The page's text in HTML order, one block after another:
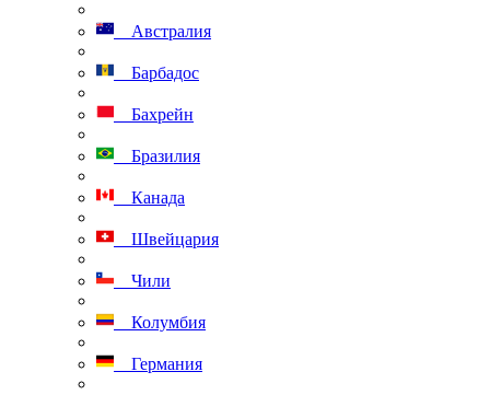
Австралия
Барбадос
Бахрейн
Бразилия
Канада
Швейцария
Чили
Колумбия
Германия